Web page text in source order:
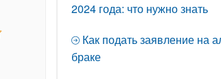
2024 года: что нужно знать
Как подать заявление на
браке